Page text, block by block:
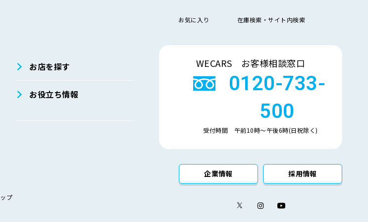
気
大きい順
検
残
多い順
お気に入り 在庫検索・サイト内検索
お店を探す
お役立ち情報
プ
WECARS お客様相談窓口
0120-733-
500
受付時間 午前10時〜午後6時(日祝除く)
企業情報 採用情報